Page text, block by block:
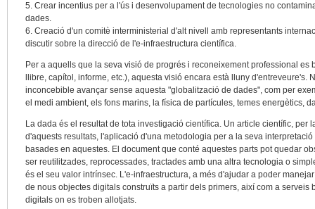
5. Crear incentius per a l'ús i desenvolupament de tecnologies no
dades.
6. Creació d'un comitè interministerial d'alt nivell amb representants
discutir sobre la direcció de l'e-infraestructura científica.
Per a aquells que la seva visió de progrés i reconeixement professional
llibre, capítol, informe, etc.), aquesta visió encara està lluny d'entreveure's.
inconcebible avançar sense aquesta "globalització de dades", com per
el medi ambient, els fons marins, la física de partícules, temes energètics,
La dada és el resultat de tota investigació científica. Un article científic, per
d'aquests resultats, l'aplicació d'una metodologia per a la seva
basades en aquestes. El document que conté aquestes parts pot quedar
ser reutilitzades, reprocessades, tractades amb una altra tecnologia o
és el seu valor intrínsec. L'e-infraestructura, a més d'ajudar a poder
de nous objectes digitals construïts a partir dels primers, així com a
digitals on es troben allotjats.